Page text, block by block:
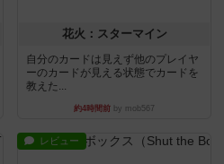
花火：スターマイン
自分のカードは見えず他のプレイヤ
ーのカードが見える状態でカードを
教えた...
約4時間前 by mob567
レビュー